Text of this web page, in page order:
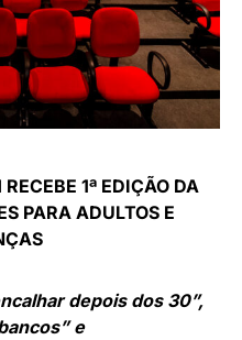
1ª EDIÇÃO DA
PARA ADULTOS E
depois dos 30”,
e